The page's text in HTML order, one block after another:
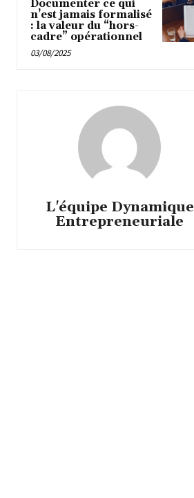
Documenter ce qui
n’est jamais formalisé
: la valeur du “hors-
cadre” opérationnel
03/08/2025
L'équipe Dynamique
Entrepreneuriale